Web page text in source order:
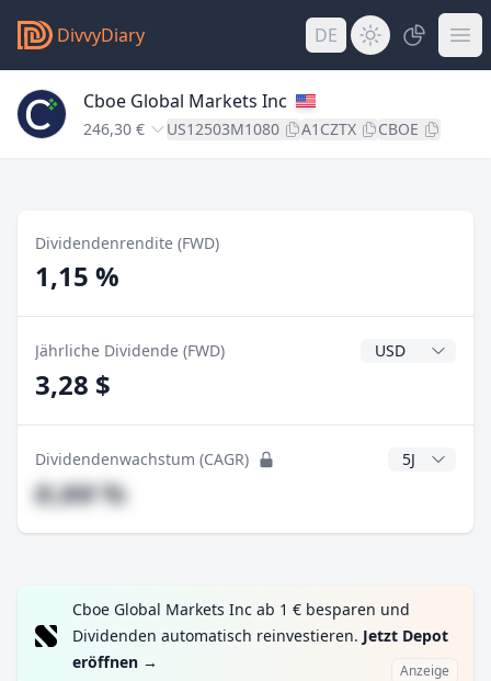
DivvyDiary DE
Cboe Global Markets Inc
246,30 € US12503M1080 A1CZTX CBOE
Dividendenrendite (FWD)
1,15 %
Jährliche Dividende (FWD)
3,28 $
Dividendenwachstum (CAGR) CAGR Jahre
#,## %
Cboe Global Markets Inc ab 1 € besparen und
Dividenden automatisch reinvestieren. Jetzt Depot
eröffnen → Anzeige